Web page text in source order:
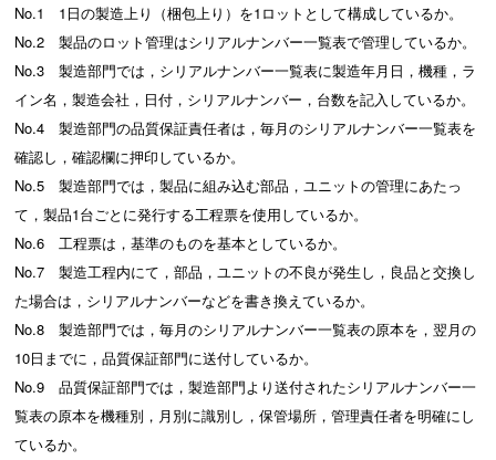
No.1 1日の製造上り（梱包上り）を1ロットとして構成しているか。
No.2 製品のロット管理はシリアルナンバー一覧表で管理しているか。
No.3 製造部門では，シリアルナンバー一覧表に製造年月日，機種，ラ
イン名，製造会社，日付，シリアルナンバー，台数を記入しているか。
No.4 製造部門の品質保証責任者は，毎月のシリアルナンバー一覧表を
確認し，確認欄に押印しているか。
No.5 製造部門では，製品に組み込む部品，ユニットの管理にあたっ
て，製品1台ごとに発行する工程票を使用しているか。
No.6 工程票は，基準のものを基本としているか。
No.7 製造工程内にて，部品，ユニットの不良が発生し，良品と交換し
た場合は，シリアルナンバーなどを書き換えているか。
No.8 製造部門では，毎月のシリアルナンバー一覧表の原本を，翌月の
10日までに，品質保証部門に送付しているか。
No.9 品質保証部門では，製造部門より送付されたシリアルナンバー一
覧表の原本を機種別，月別に識別し，保管場所，管理責任者を明確にし
ているか。